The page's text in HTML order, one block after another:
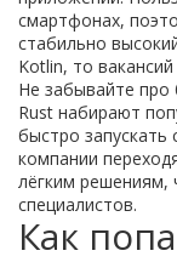
смартфонах,
стабильно
Kotlin, то
Не забывайте про
Rust набирают
быстро запускать
компании
лёгким решениям,
специалистов.
Как